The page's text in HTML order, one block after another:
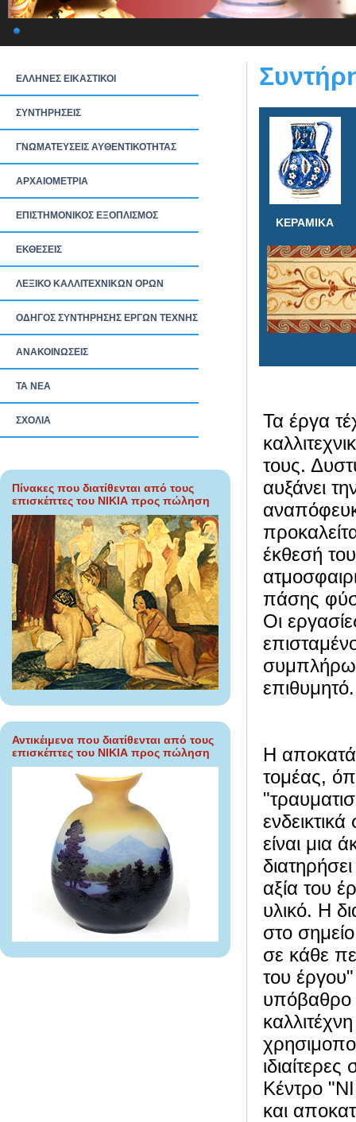
ΕΛΛΗΝΕΣ ΕΙΚΑΣΤΙΚΟΙ
ΣΥΝΤΗΡΗΣΕΙΣ
ΓΝΩΜΑΤΕΥΣΕΙΣ ΑΥΘΕΝΤΙΚΟΤΗΤΑΣ
ΑΡΧΑΙΟΜΕΤΡΙΑ
ΕΠΙΣΤΗΜΟΝΙΚΟΣ ΕΞΟΠΛΙΣΜΟΣ
ΕΚΘΕΣΕΙΣ
ΛΕΞΙΚΟ ΚΑΛΛΙΤΕΧΝΙΚΩΝ ΟΡΩΝ
ΟΔΗΓΟΣ ΣΥΝΤΗΡΗΣΗΣ ΕΡΓΩΝ ΤΕΧΝΗΣ
ΑΝΑΚΟΙΝΩΣΕΙΣ
ΤΑ ΝEΑ
ΣΧΟΛΙΑ
Πίνακες που διατίθενται από τους
επισκέπτες του ΝΙΚΙΑ προς πώληση
Αντικέιμενα που διατίθενται από τους
επισκέπτες του ΝΙΚΙΑ προς πώληση
ΚΕΡΑΜΙΚΑ
Τα έργα
τους.
αυξάνει
έκθεσή
πάσης
Οι
επιθυμητό.
Η
τομέας,
είναι μια
αξία του
υλικό. Η
στο
σε κάθε
του
υπόβαθρο
Κέντρο
και